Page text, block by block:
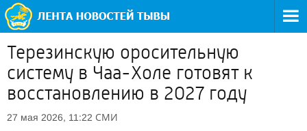
Терезинскую оросительную
систему в Чаа-Холе готовят к
восстановлению в 2027 году
27 мая 2026, 11:22 СМИ